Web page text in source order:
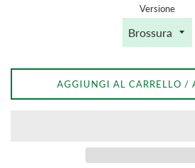
Regular
Versione
AGGIUNGI AL CARRELLO /